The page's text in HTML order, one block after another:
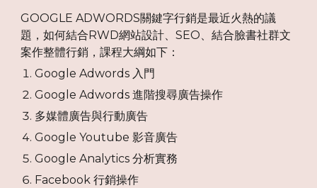
GOOGLE ADWORDS關鍵字行銷是最近火熱的議
題，如何結合RWD網站設計、SEO、結合臉書社群文
案作整體行銷，課程大綱如下：
Google Adwords 入門
Google Adwords 進階搜尋廣告操作
多媒體廣告與行動廣告
Google Youtube 影音廣告
Google Analytics 分析實務
Facebook 行銷操作